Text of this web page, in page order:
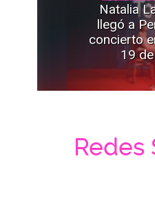
Natalia
llegó a
concierto
19
Redes